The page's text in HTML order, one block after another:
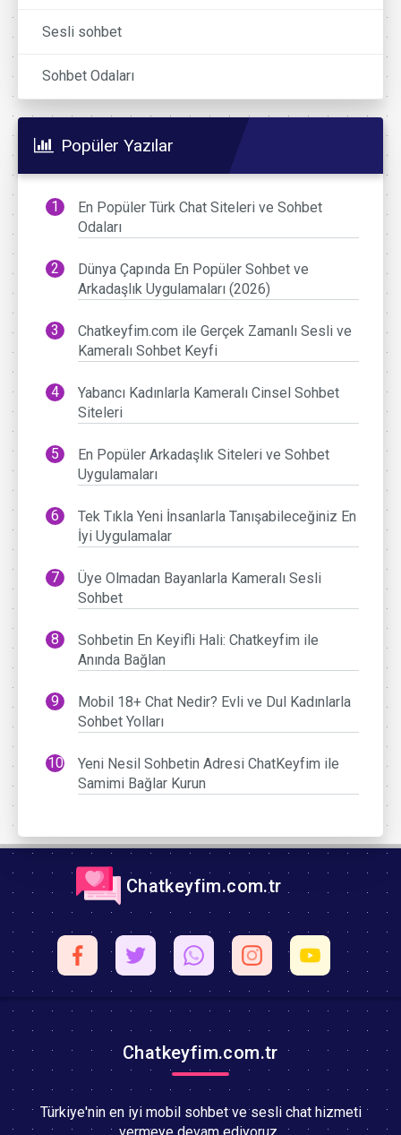
Sesli sohbet
Sohbet Odaları
Popüler Yazılar
En Popüler Türk Chat Siteleri ve Sohbet
Odaları
Dünya Çapında En Popüler Sohbet ve
Arkadaşlık Uygulamaları (2026)
Chatkeyfim.com ile Gerçek Zamanlı Sesli ve
Kameralı Sohbet Keyfi
Yabancı Kadınlarla Kameralı Cinsel Sohbet
Siteleri
En Popüler Arkadaşlık Siteleri ve Sohbet
Uygulamaları
Tek Tıkla Yeni İnsanlarla Tanışabileceğiniz En
İyi Uygulamalar
Üye Olmadan Bayanlarla Kameralı Sesli
Sohbet
Sohbetin En Keyifli Hali: Chatkeyfim ile
Anında Bağlan
Mobil 18+ Chat Nedir? Evli ve Dul Kadınlarla
Sohbet Yolları
Yeni Nesil Sohbetin Adresi ChatKeyfim ile
Samimi Bağlar Kurun
Chatkeyfim.com.tr
Chatkeyfim.com.tr
Türkiye'nin en iyi mobil sohbet ve sesli chat hizmeti